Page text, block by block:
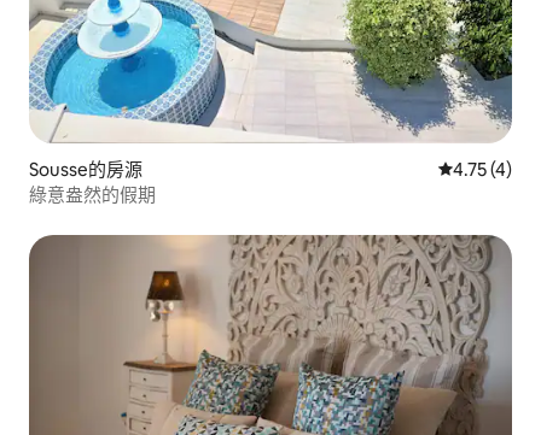
Sousse的房源 從 4 則評價
4.75 (4)
綠意盎然的假期